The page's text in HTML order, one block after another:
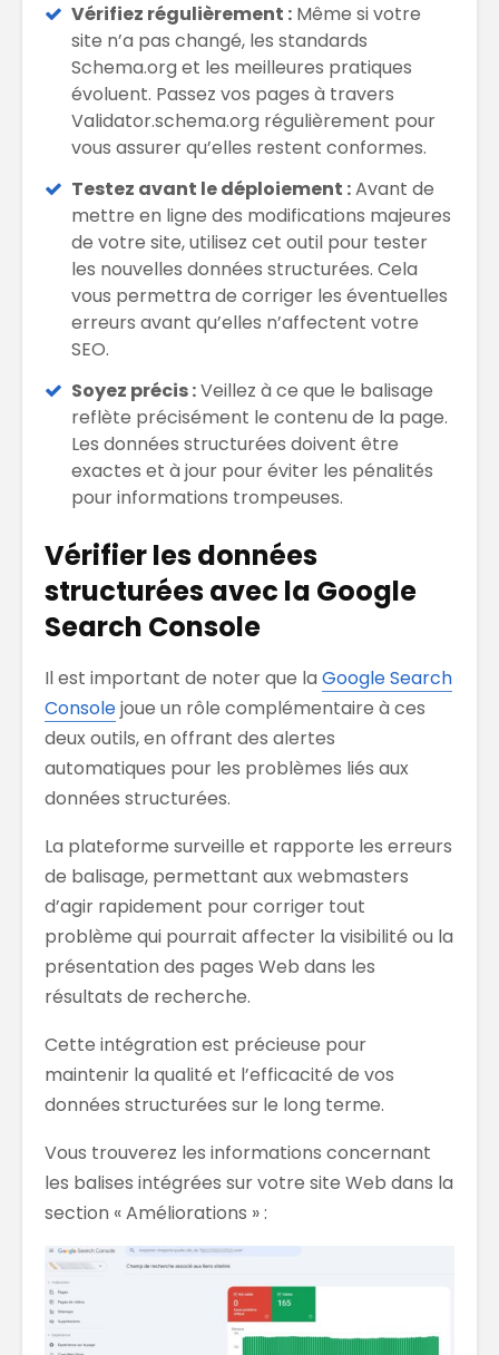
Vérifiez régulièrement : Même si votre
site n’a pas changé, les standards
Schema.org et les meilleures pratiques
évoluent. Passez vos pages à travers
Validator.schema.org régulièrement pour
vous assurer qu’elles restent conformes.
Testez avant le déploiement :Avant de
mettre en ligne des modifications majeures
de votre site, utilisez cet outil pour tester
les nouvelles données structurées. Cela
vous permettra de corriger les éventuelles
erreurs avant qu’elles n’affectent votre
SEO.
Soyez précis :Veillez à ce que le balisage
reflète précisément le contenu de la page.
Les données structurées doivent être
exactes et à jour pour éviter les pénalités
pour informations trompeuses.
Vérifier les données
structurées avec la Google
Search Console
Il est important de noter que la Google Search
Consolejoue un rôle complémentaire à ces
deux outils, en offrant des alertes
automatiques pour les problèmes liés aux
données structurées.
La plateforme surveille et rapporte les erreurs
de balisage, permettant aux webmasters
d’agir rapidement pour corriger tout
problème qui pourrait affecter la visibilité ou la
présentation des pages Web dans les
résultats de recherche.
Cette intégration est précieuse pour
maintenir la qualité et l’efficacité de vos
données structurées sur le long terme.
Vous trouverez les informations concernant
les balises intégrées sur votre site Web dans la
section « Améliorations » :